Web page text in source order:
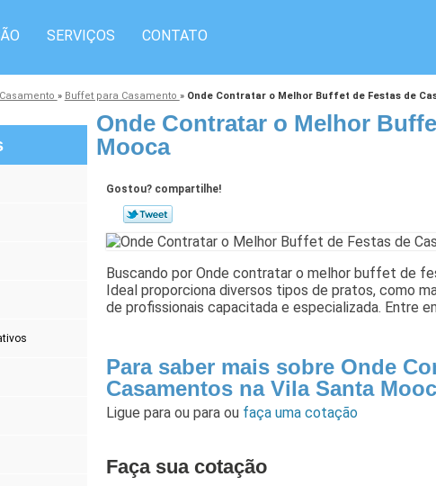
SERVIÇOS CONTATO
» Buffet para Casamento » Onde Contratar o Melhor Buffet de Festas de
Onde Contratar o Melhor
Mooca
Gostou? compartilhe!
Buscando por Onde contratar o melhor buffet de
Ideal proporciona diversos tipos de pratos, como
de profissionais capacitada e especializada. Entre
Para saber mais sobre Onde
Casamentos na Vila Santa
Ligue paraou paraou faça uma cotação
Faça sua cotação